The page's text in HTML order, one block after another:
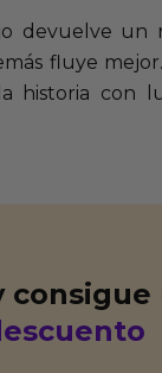
devuelve un
fluye
historia con